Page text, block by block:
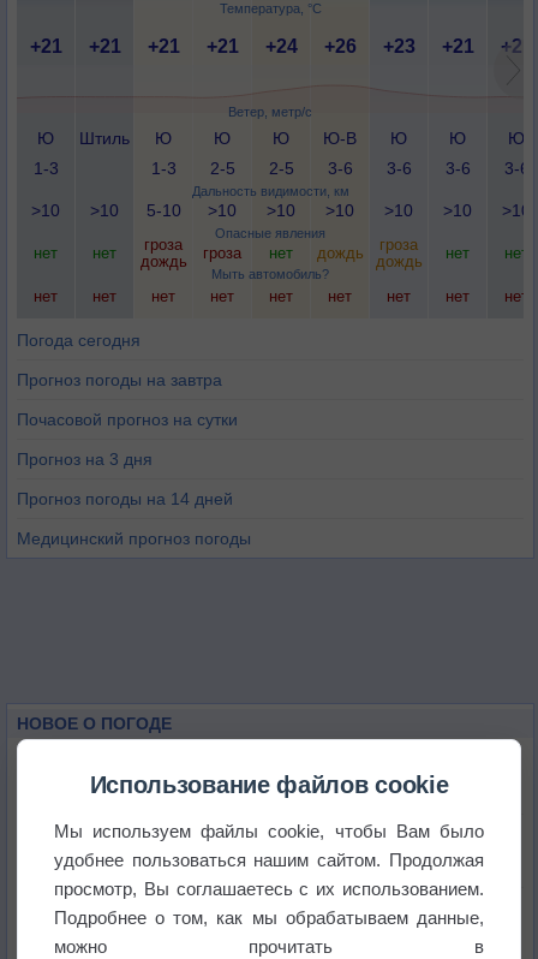
Температура, °C
Ветер, метр/с
Дальность видимости, км
Опасные явления
Мыть автомобиль?
+21 +21 +21 +21 +24 +26 +23 +21 +21
Ю
1-3
Штиль
Ю
1-3
Ю
2-5
Ю
2-5
Ю-В
3-6
Ю
3-6
Ю
3-6
Ю
3-6
>10 >10 5-10 >10 >10 >10 >10 >10 >10
нет нет
гроза
дождь
гроза нет дождь
гроза
дождь
нет нет
нет нет нет нет нет нет нет нет нет
Погода сегодня
Прогноз погоды на завтра
Почасовой прогноз на сутки
Прогноз на 3 дня
Прогноз погоды на 14 дней
Медицинский прогноз погоды
НОВОЕ О ПОГОДЕ
+51°
Европейские столицы бьют рекорды жары
Впервые за 155 лет в Лондоне в течение месяца
не выпадал дождь
Использование файлов cookie
Мы используем файлы cookie, чтобы Вам было
удобнее пользоваться нашим сайтом. Продолжая
просмотр, Вы соглашаетесь с их использованием.
Подробнее о том, как мы обрабатываем данные,
можно прочитать в